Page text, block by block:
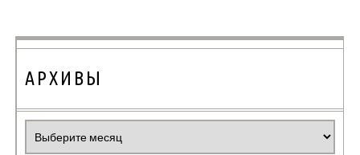
АРХИВЫ